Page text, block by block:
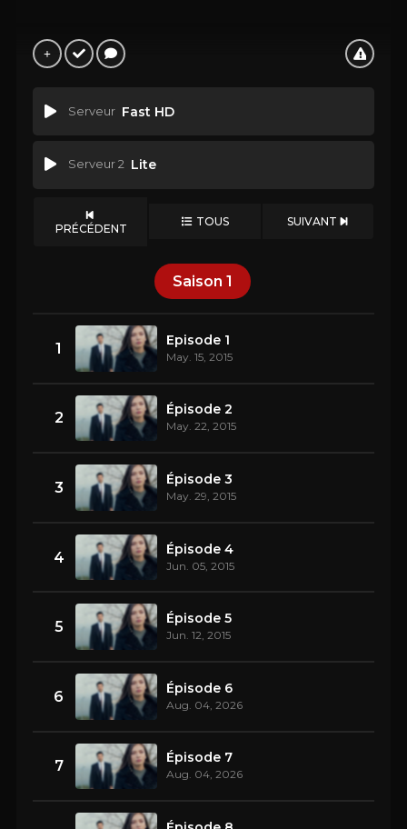
Serveur Fast HD
Serveur 2 Lite
PRÉCÉDENT TOUS SUIVANT
Saison 1
1 Episode 1
May. 15, 2015
2 Épisode 2
May. 22, 2015
3 Épisode 3
May. 29, 2015
4 Épisode 4
Jun. 05, 2015
5 Épisode 5
Jun. 12, 2015
6 Épisode 6
Aug. 04, 2026
7 Épisode 7
Aug. 04, 2026